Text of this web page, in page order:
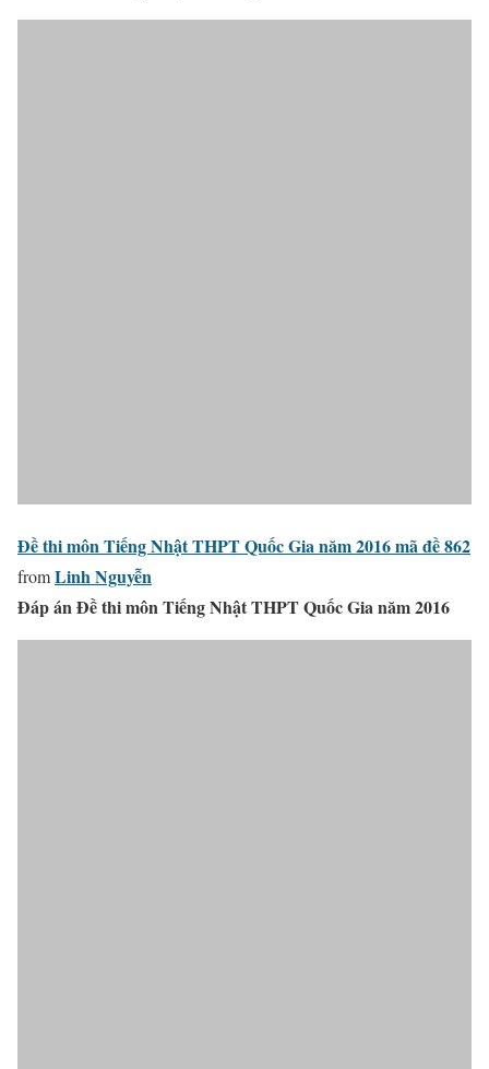
Đề thi môn Tiếng Nhật THPT Quốc Gia năm 2016 mã đề 862
fromLinh Nguyễn
Đáp án Đề thi môn Tiếng Nhật THPT Quốc Gia năm 2016